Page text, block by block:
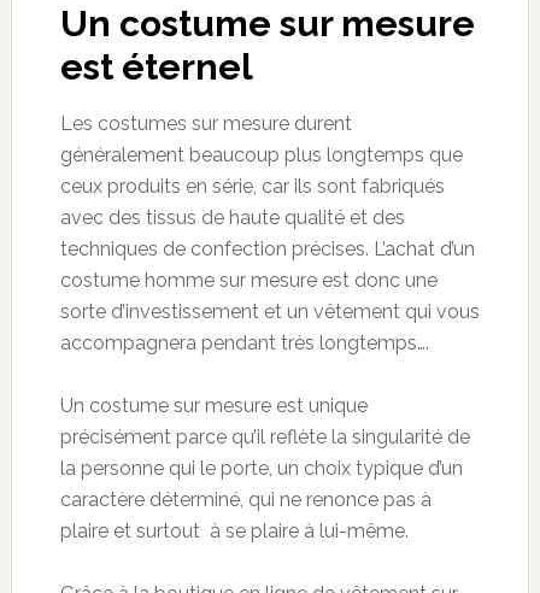
Un costume sur mesure
est éternel
Les costumes sur mesure durent
généralement beaucoup plus longtemps que
ceux produits en série, car ils sont fabriqués
avec des tissus de haute qualité et des
techniques de confection précises. L’achat d’un
costume homme sur mesure est donc une
sorte d’investissement et un vêtement qui vous
accompagnera pendant très longtemps….
Un costume sur mesure est unique
précisément parce qu’il reflète la singularité de
la personne qui le porte, un choix typique d’un
caractère déterminé, qui ne renonce pas à
plaire et surtout à se plaire à lui-même.